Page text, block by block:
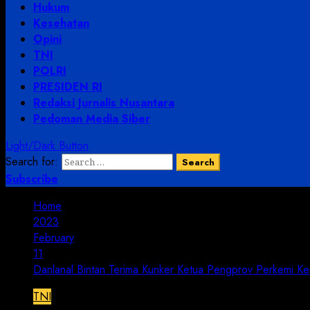
Hukum
Kesehatan
Opini
TNI
POLRI
PRESIDEN RI
Redaksi Jurnalis Nusantara
Pedoman Media Siber
Light/Dark Button
Search for:
Subscribe
Home
2023
February
11
Danlanal Bintan Terima Kunker Ketua Pengprov Perkemi
TNI